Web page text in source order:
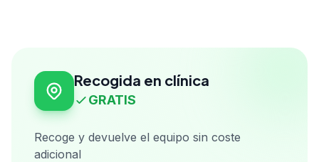
Recogida en clínica
GRATIS
Recoge y devuelve el equipo sin coste
adicional